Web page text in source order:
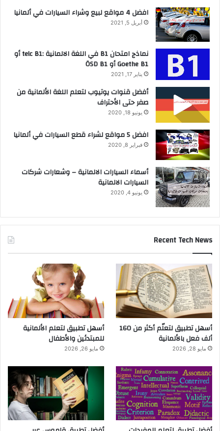
افضل 4 مواقع لبيع وشراء السيارات في ألمانيا
أبريل 5, 2021
نماذج امتحان B1 في اللغة الالمانية :telc B1 أو
Goethe B1 أو ÖSD B1
يناير 17, 2021
أفضل قنوات يوتيوب لتعلم اللغة الألمانية من
صفر حتى الأحتراف
يونيو 18, 2020
افضل 5 مواقع لشراء قطع السيارات في ألمانيا
فبراير 8, 2020
أسماء السيارات الالمانية – وشعارات شركات
السيارات الالمانية
يونيو 4, 2020
Recent Tech News
أسهل تطبيق لتعلّم أكثر من 160
ألف فعل بالألمانية
مايو 28, 2026
أسهل تطبيق لتعلم الألمانية
للمبتدئين والأطفال
مايو 26, 2026